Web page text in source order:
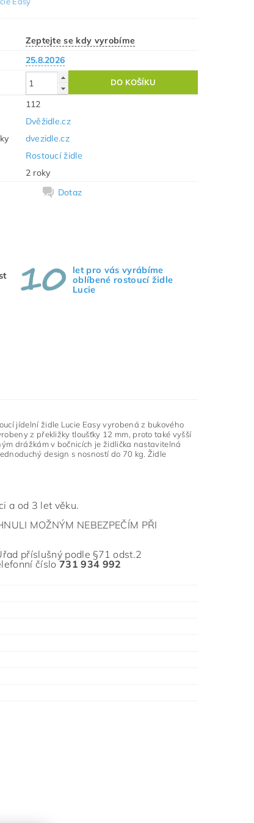
Zeptejte se kdy vyrobíme
25.8.2026
112
Dvěžidle.cz
dvezidle.cz
Rostoucí židle
2 roky
Dotaz
let pro vás vyrábíme
oblíbené rostoucí židle
Lucie
jídelní židle Lucie Easy vyrobená z bukového
z překližky tloušťky 12 mm, proto také vyšší
drážkám v bočnicích je židlička nastavitelná
design s nosností do 70 kg. Židle
a od 3 let věku.
MOŽNÝM NEBEZPEČÍM PŘI
příslušný podle §71 odst.2
číslo731 934 992